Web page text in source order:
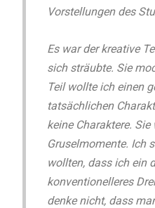
Vorstellungen des
Es war der kreative
sich sträubte. Sie
Teil wollte ich einen
tatsächlichen
keine Charaktere.
Gruselmomente. Ich
wollten, dass ich ein
konventionelleres
denke nicht, dass